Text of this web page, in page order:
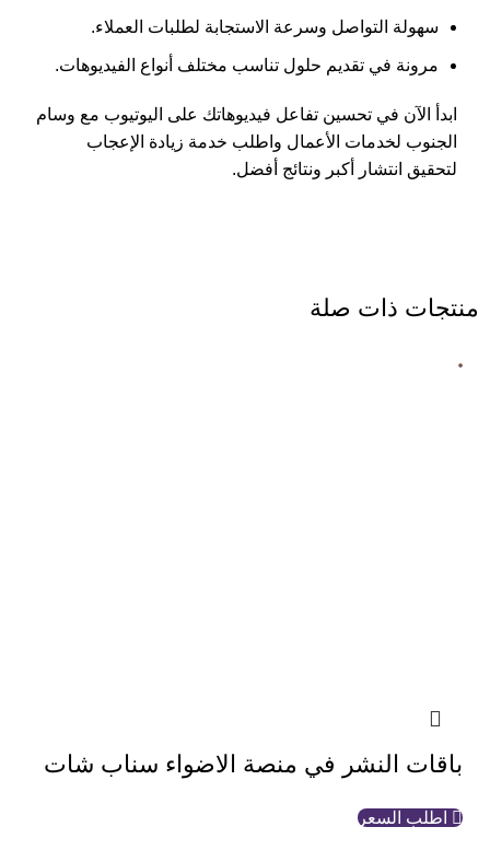
سهولة التواصل وسرعة الاستجابة لطلبات العملاء.
مرونة في تقديم حلول تناسب مختلف أنواع الفيديوهات.
ابدأ الآن في تحسين تفاعل فيديوهاتك على اليوتيوب مع وسام
الجنوب لخدمات الأعمال واطلب خدمة زيادة الإعجاب
لتحقيق انتشار أكبر ونتائج أفضل.
منتجات ذات صلة
باقات النشر في منصة الاضواء سناب شات
اطلب السعر